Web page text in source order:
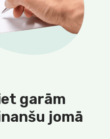
garām
jomā